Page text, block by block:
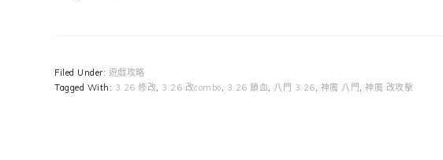
Filed Under: 遊戲攻略
Tagged With: 3.26 修改, 3.26 改combo, 3.26 鎖血, 八門 3.26, 神魔 八門 , 神魔 改攻擊